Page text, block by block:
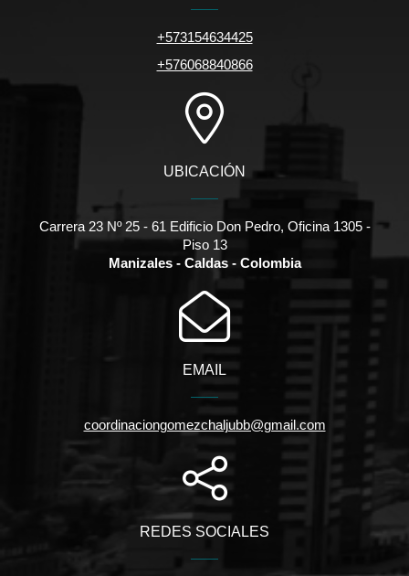
+573154634425
+576068840866
UBICACIÓN
Carrera 23 Nº 25 - 61 Edificio Don Pedro, Oficina 1305 -
Piso 13
Manizales - Caldas - Colombia
EMAIL
coordinaciongomezchaljubb@gmail.com
REDES SOCIALES